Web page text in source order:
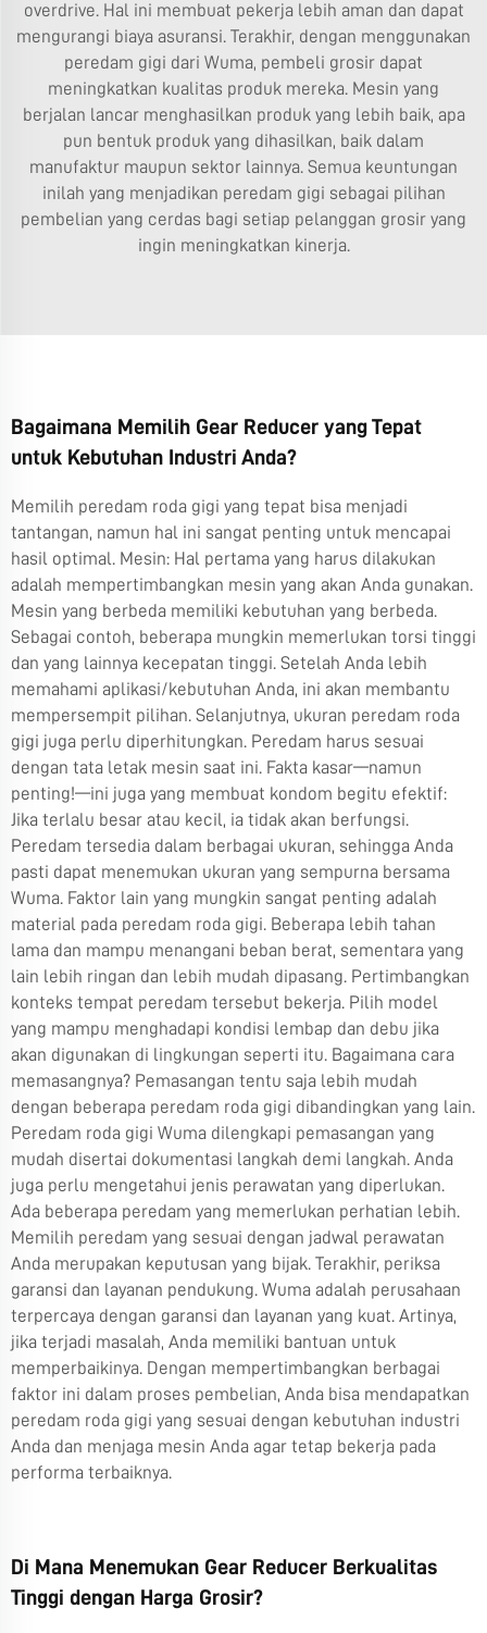
overdrive. Hal ini membuat pekerja lebih aman dan dapat
mengurangi biaya asuransi. Terakhir, dengan menggunakan
peredam gigi dari Wuma, pembeli grosir dapat
meningkatkan kualitas produk mereka. Mesin yang
berjalan lancar menghasilkan produk yang lebih baik, apa
pun bentuk produk yang dihasilkan, baik dalam
manufaktur maupun sektor lainnya. Semua keuntungan
inilah yang menjadikan peredam gigi sebagai pilihan
pembelian yang cerdas bagi setiap pelanggan grosir yang
ingin meningkatkan kinerja.
Bagaimana Memilih Gear Reducer yang Tepat
untuk Kebutuhan Industri Anda?
Memilih peredam roda gigi yang tepat bisa menjadi
tantangan, namun hal ini sangat penting untuk mencapai
hasil optimal. Mesin: Hal pertama yang harus dilakukan
adalah mempertimbangkan mesin yang akan Anda gunakan.
Mesin yang berbeda memiliki kebutuhan yang berbeda.
Sebagai contoh, beberapa mungkin memerlukan torsi tinggi
dan yang lainnya kecepatan tinggi. Setelah Anda lebih
memahami aplikasi/kebutuhan Anda, ini akan membantu
mempersempit pilihan. Selanjutnya, ukuran peredam roda
gigi juga perlu diperhitungkan. Peredam harus sesuai
dengan tata letak mesin saat ini. Fakta kasar—namun
penting!—ini juga yang membuat kondom begitu efektif:
Jika terlalu besar atau kecil, ia tidak akan berfungsi.
Peredam tersedia dalam berbagai ukuran, sehingga Anda
pasti dapat menemukan ukuran yang sempurna bersama
Wuma. Faktor lain yang mungkin sangat penting adalah
material pada peredam roda gigi. Beberapa lebih tahan
lama dan mampu menangani beban berat, sementara yang
lain lebih ringan dan lebih mudah dipasang. Pertimbangkan
konteks tempat peredam tersebut bekerja. Pilih model
yang mampu menghadapi kondisi lembap dan debu jika
akan digunakan di lingkungan seperti itu. Bagaimana cara
memasangnya? Pemasangan tentu saja lebih mudah
dengan beberapa peredam roda gigi dibandingkan yang lain.
Peredam roda gigi Wuma dilengkapi pemasangan yang
mudah disertai dokumentasi langkah demi langkah. Anda
juga perlu mengetahui jenis perawatan yang diperlukan.
Ada beberapa peredam yang memerlukan perhatian lebih.
Memilih peredam yang sesuai dengan jadwal perawatan
Anda merupakan keputusan yang bijak. Terakhir, periksa
garansi dan layanan pendukung. Wuma adalah perusahaan
terpercaya dengan garansi dan layanan yang kuat. Artinya,
jika terjadi masalah, Anda memiliki bantuan untuk
memperbaikinya. Dengan mempertimbangkan berbagai
faktor ini dalam proses pembelian, Anda bisa mendapatkan
peredam roda gigi yang sesuai dengan kebutuhan industri
Anda dan menjaga mesin Anda agar tetap bekerja pada
performa terbaiknya.
Di Mana Menemukan Gear Reducer Berkualitas
Tinggi dengan Harga Grosir?